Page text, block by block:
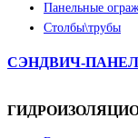
Панельные
Столбы\трубы
СЭНДВИЧ-